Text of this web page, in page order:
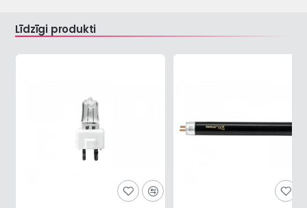
Līdzīgi produkti